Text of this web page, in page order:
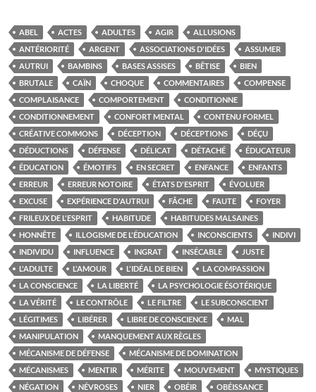
ABEL ACTES ADULTES AGIR
ALLUSIONS
ANTÉRIORITÉ
ARGENT ASSOCIATIONS D'IDÉES
ASSUMER
AUTRUI
BAMBINS BASES ASSISES BÊTISE
BIEN
BRUTALE
CAÏN CHOQUE COMMENTAIRES
COMPENSE
COMPLAISANCE
COMPORTEMENT
CONDITIONNE
CONDITIONNEMENT
CONFORT MENTAL
CONTENU FORMEL
CRÉATIVE COMMONS
DÉCEPTION DÉCEPTIONS
DÉÇU
DÉDUCTIONS
DÉFENSE DÉLICAT DÉTACHÉ
ÉDUCATEUR
ÉDUCATION
ÉMOTIFS EN SECRET ENFANCE
ENFANTS
ERREUR
ERREUR NOTOIRE ÉTATS D'ESPRIT
ÉVOLUER
EXCUSE
EXPÉRIENCE D'AUTRUI FÂCHE FAUTE
FOYER
FRILEUX DE L'ESPRIT
HABITUDE
HABITUDES MALSAINES
HONNÊTE
ILLOGISME DE L'ÉDUCATION INCONSCIENTS
INDIVI
INDIVIDU
INFLUENCE INGRAT INSÉCABLE
JUSTE
L'ADULTE
L'AMOUR L'IDÉAL DE BIEN
LA COMPASSION
LA CONSCIENCE
LA LIBERTÉ
LA PSYCHOLOGIE ÉSOTÉRIQUE
LA VÉRITÉ
LE CONTRÔLE LE FILTRE
LE SUBCONSCIENT
LÉGITIMES
LIBÉRER LIBRE DE CONSCIENCE
MAL
MANIPULATION
MANQUEMENT AUX RÈGLES
MÉCANISME DE DÉFENSE
MÉCANISME DE DOMINATION
MÉCANISMES
MENTIR MÉRITE MOUVEMENT
MYSTIQUES
NÉGATION
NÉVROSES NIER OBÉIR
OBÉISSANCE